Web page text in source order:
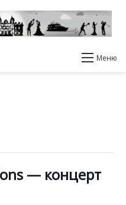
Меню
— концерт